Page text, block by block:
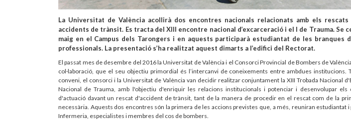
La Universitat de València acollirà dos encontres nacionals relacionats amb els rescats
accidents de trànsit. Es tracta del XIII encontre nacional d’excarceració i el I de Trauma. Se
maig en el Campus dels Tarongers i en aquests participarà estudiantat de les branques
professionals. La presentació s’ha realitzat aquest dimarts a l’edifici del Rectorat.
El passat mes de desembre del 2016 la Universitat de València i el Consorci Provincial de Bombers de
col·laboració, que el seu objectiu primordial és l’intercanvi de coneixements entre ambdues institucions.
conveni, el consorci i la Universitat de València van decidir realitzar conjuntament la XIII Trobada Nacional
Nacional de Trauma, amb l'objectiu d'enriquir les relacions institucionals i potenciar i desenvolupar els
d'actuació davant un rescat d'accident de trànsit, tant de la manera de procedir en el rescat com de la
necessària. Aquests dos encontres són la primera de les accions previstes que, a més, reuniran estudiantat
Infermeria, especialistes i membres del cos de bombers.